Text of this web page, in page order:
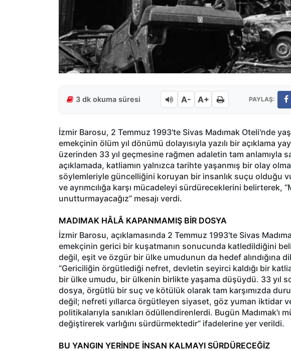
3 dk okuma süresi A- A+ PAYLAŞ:
İzmir Barosu, 2 Temmuz 1993'te Sivas Madımak Oteli'nde
emekçinin ölüm yıl dönümü dolayısıyla yazılı bir açıklama
üzerinden 33 yıl geçmesine rağmen adaletin tam anlamıyla
açıklamada, katliamın yalnızca tarihte yaşanmış bir olay
söylemleriyle güncelliğini koruyan bir insanlık suçu olduğu
ve ayrımcılığa karşı mücadeleyi sürdüreceklerini belirterek,
unutturmayacağız” mesajı verdi.
MADIMAK HÂLÂ KAPANMAMIŞ BİR DOSYA
İzmir Barosu, açıklamasında 2 Temmuz 1993'te Sivas
emekçinin gerici bir kuşatmanın sonucunda katledildiğini
değil, eşit ve özgür bir ülke umudunun da hedef alındığına
“Gericiliğin örgütlediği nefret, devletin seyirci kaldığı bir
bir ülke umudu, bir ülkenin birlikte yaşama düşüydü. 33 yıl
dosya, örgütlü bir suç ve kötülük olarak tam karşımızda
değil; nefreti yıllarca örgütleyen siyaset, göz yuman iktidar
politikalarıyla sanıkları ödüllendirenlerdi. Bugün Madımak'ı
değiştirerek varlığını sürdürmektedir” ifadelerine yer verildi.
BU YANGIN YERİNDE İNSAN KALMAYI SÜRDÜRECEĞİZ